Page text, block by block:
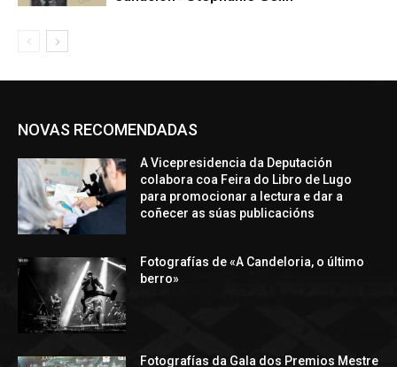
NOVAS RECOMENDADAS
A Vicepresidencia da Deputación
colabora coa Feira do Libro de Lugo
para promocionar a lectura e dar a
coñecer as súas publicacións
Fotografías de «A Candeloria, o último
berro»
Fotografías da Gala dos Premios Mestre